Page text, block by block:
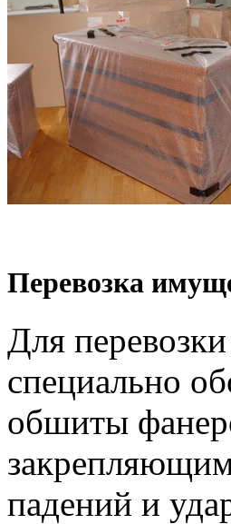
Перевозка
Для
специально
обшиты
падений и